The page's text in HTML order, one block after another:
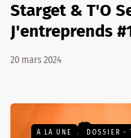
Starget & T'O
J'entreprends
20 mars 2024
A LA UNE DOSSIER -